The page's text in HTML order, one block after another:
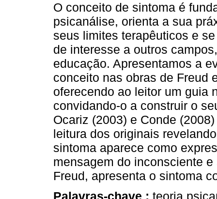
O conceito de sintoma é
psicanálise, orienta a sua
seus limites terapêuticos e
de interesse a outros
educação. Apresentamos a
conceito nas obras de Freud
oferecendo ao leitor um guia
convidando-o a construir o
Ocariz (2003) e Conde
leitura dos originais
sintoma aparece como
mensagem do inconsciente
Freud, apresenta o sintoma